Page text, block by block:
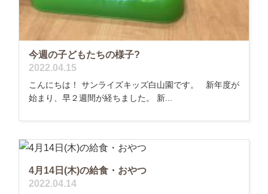
今週の子どもたちの様子?
2022.04.15
こんにちは！ サンライズキッズ白山園です。 新年度が
始まり、早２週間が経ちました。 新...
4月14日(木)の給食・おやつ
2022.04.14